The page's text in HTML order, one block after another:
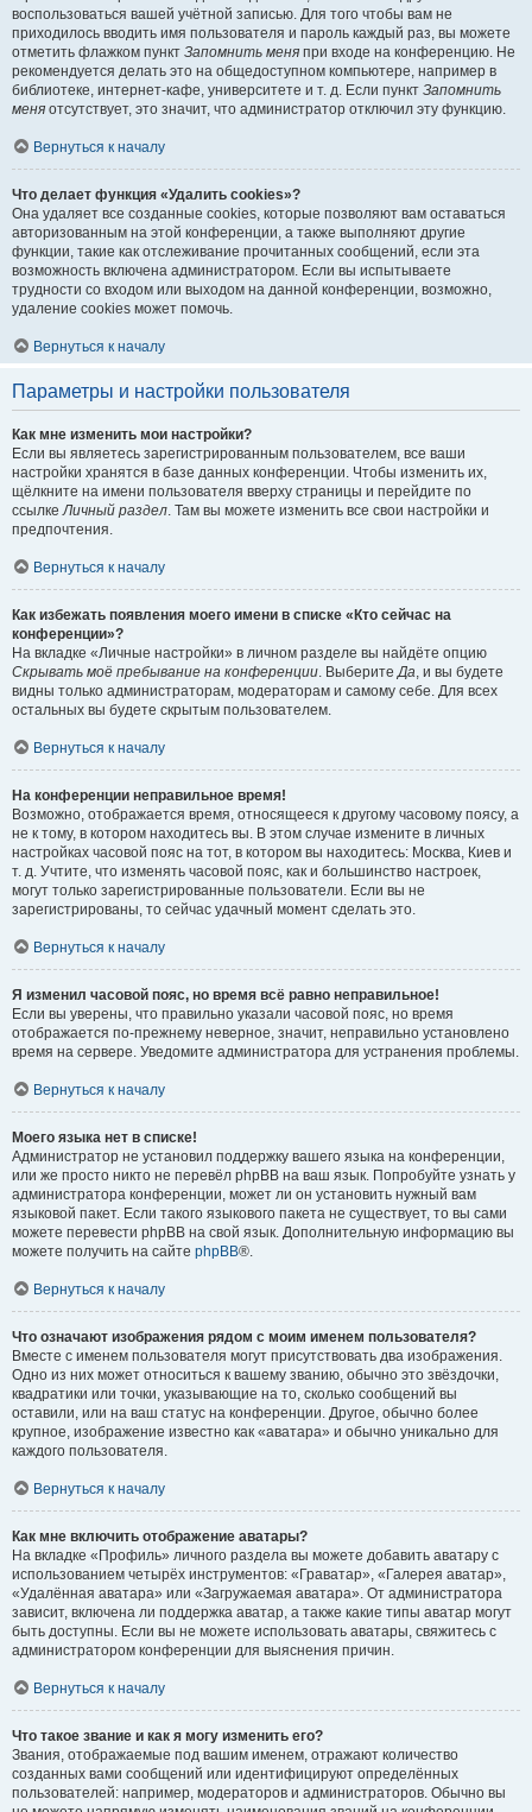
воспользоваться вашей учётной записью. Для того чтобы вам не
приходилось вводить имя пользователя и пароль каждый раз, вы можете
отметить флажком пункт Запомнить меня при входе на конференцию. Не
рекомендуется делать это на общедоступном компьютере, например в
библиотеке, интернет-кафе, университете и т. д. Если пункт Запомнить
меня отсутствует, это значит, что администратор отключил эту функцию.
Вернуться к началу
Что делает функция «Удалить cookies»?
Она удаляет все созданные cookies, которые позволяют вам оставаться
авторизованным на этой конференции, а также выполняют другие
функции, такие как отслеживание прочитанных сообщений, если эта
возможность включена администратором. Если вы испытываете
трудности со входом или выходом на данной конференции, возможно,
удаление cookies может помочь.
Вернуться к началу
Параметры и настройки пользователя
Как мне изменить мои настройки?
Если вы являетесь зарегистрированным пользователем, все ваши
настройки хранятся в базе данных конференции. Чтобы изменить их,
щёлкните на имени пользователя вверху страницы и перейдите по
ссылкеЛичный раздел. Там вы можете изменить все свои настройки и
предпочтения.
Вернуться к началу
Как избежать появления моего имени в списке «Кто сейчас на
конференции»?
На вкладке «Личные настройки» в личном разделе вы найдёте опцию
Скрывать моё пребывание на конференции. ВыберитеДа, и вы будете
видны только администраторам, модераторам и самому себе. Для всех
остальных вы будете скрытым пользователем.
Вернуться к началу
На конференции неправильное время!
Возможно, отображается время, относящееся к другому часовому поясу, а
не к тому, в котором находитесь вы. В этом случае измените в личных
настройках часовой пояс на тот, в котором вы находитесь: Москва, Киев и
т. д. Учтите, что изменять часовой пояс, как и большинство настроек,
могут только зарегистрированные пользователи. Если вы не
зарегистрированы, то сейчас удачный момент сделать это.
Вернуться к началу
Я изменил часовой пояс, но время всё равно неправильное!
Если вы уверены, что правильно указали часовой пояс, но время
отображается по-прежнему неверное, значит, неправильно установлено
время на сервере. Уведомите администратора для устранения проблемы.
Вернуться к началу
Моего языка нет в списке!
Администратор не установил поддержку вашего языка на конференции,
или же просто никто не перевёл phpBB на ваш язык. Попробуйте узнать у
администратора конференции, может ли он установить нужный вам
языковой пакет. Если такого языкового пакета не существует, то вы сами
можете перевести phpBB на свой язык. Дополнительную информацию вы
можете получить на сайте phpBB®.
Вернуться к началу
Что означают изображения рядом с моим именем пользователя?
Вместе с именем пользователя могут присутствовать два изображения.
Одно из них может относиться к вашему званию, обычно это звёздочки,
квадратики или точки, указывающие на то, сколько сообщений вы
оставили, или на ваш статус на конференции. Другое, обычно более
крупное, изображение известно как «аватара» и обычно уникально для
каждого пользователя.
Вернуться к началу
Как мне включить отображение аватары?
На вкладке «Профиль» личного раздела вы можете добавить аватару с
использованием четырёх инструментов: «Граватар», «Галерея аватар»,
«Удалённая аватара» или «Загружаемая аватара». От администратора
зависит, включена ли поддержка аватар, а также какие типы аватар могут
быть доступны. Если вы не можете использовать аватары, свяжитесь с
администратором конференции для выяснения причин.
Вернуться к началу
Что такое звание и как я могу изменить его?
Звания, отображаемые под вашим именем, отражают количество
созданных вами сообщений или идентифицируют определённых
пользователей: например, модераторов и администраторов. Обычно вы